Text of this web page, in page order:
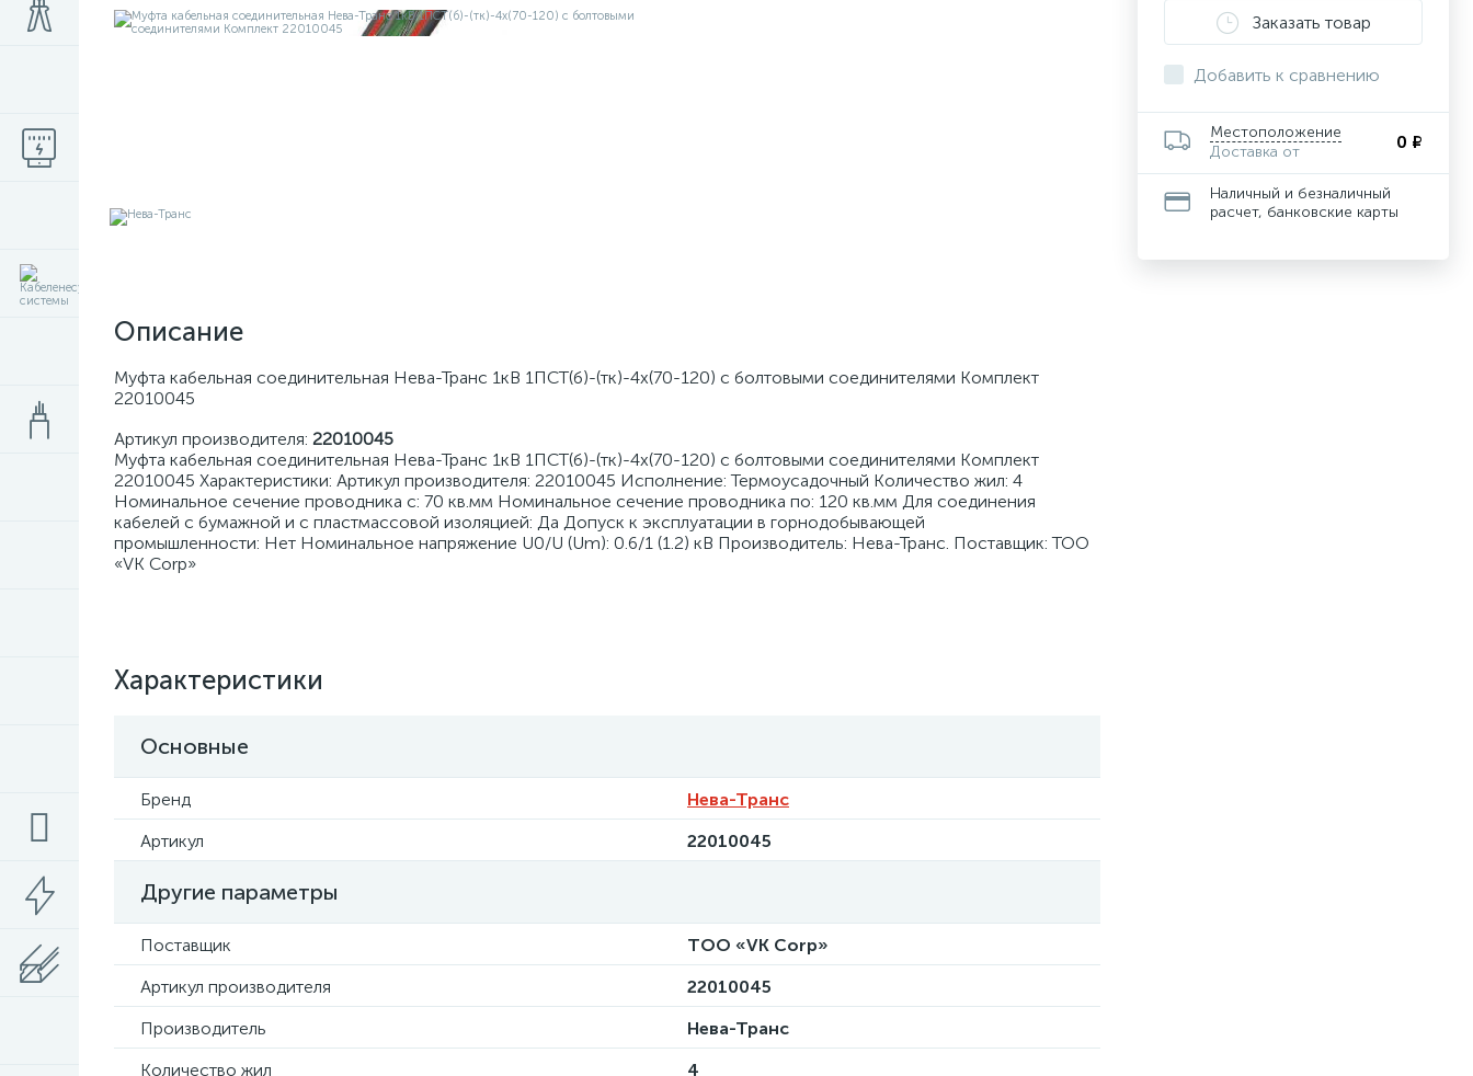
Описание
Муфта кабельная соединительная Нева-Транс 1кВ 1ПСТ(б)-(тк)-4х(70-120) с болтовыми соединителями Комплект
22010045
Артикул производителя: 22010045
Муфта кабельная соединительная Нева-Транс 1кВ 1ПСТ(б)-(тк)-4х(70-120) с болтовыми соединителями Комплект
22010045 Характеристики: Артикул производителя: 22010045 Исполнение: Термоусадочный Количество жил: 4
Номинальное сечение проводника с: 70 кв.мм Номинальное сечение проводника по: 120 кв.мм Для соединения
кабелей с бумажной и с пластмассовой изоляцией: Да Допуск к эксплуатации в горнодобывающей
промышленности: Нет Номинальное напряжение U0/U (Um): 0.6/1 (1.2) кВ Производитель: Нева-Транс. Поставщик: ТОО
«VK Corp»
Характеристики
Основные
Бренд
Нева-Транс
Артикул
22010045
Другие параметры
Поставщик
ТОО «VK Corp»
Артикул производителя
22010045
Производитель
Нева-Транс
Количество жил
4
Заказать товар
Добавить к сравнению
Местоположение
Доставка от
0 ₽
Наличный и безналичный
расчет, банковские карты